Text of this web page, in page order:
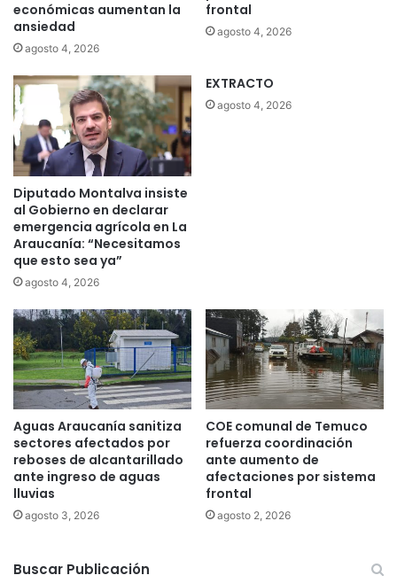
e
n
t
n
c
o
n
d
u
c
t
a
s
l
i
m
e
n
t
a
r
i
a
s
e
e
económicas aumentan la
ansiedad
agosto 4, 2026
frontal
agosto 4, 2026
Diputado Montalva insiste
al Gobierno en declarar
emergencia agrícola en La
Araucanía: “Necesitamos
que esto sea ya”
agosto 4, 2026
EXTRACTO
agosto 4, 2026
Aguas Araucanía sanitiza
sectores afectados por
reboses de alcantarillado
ante ingreso de aguas
lluvias
agosto 3, 2026
COE comunal de Temuco
refuerza coordinación
ante aumento de
afectaciones por sistema
frontal
agosto 2, 2026
Buscar Publicación